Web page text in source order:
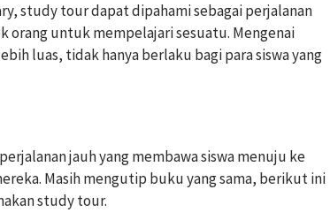
study tour dapat dipahami sebagai perjalanan
orang untuk mempelajari sesuatu. Mengenai
luas, tidak hanya berlaku bagi para siswa yang
jauh yang membawa siswa menuju ke
Masih mengutip buku yang sama, berikut ini
study tour.